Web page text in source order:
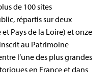
de 100 sites
répartis sur deux
Pays de la Loire) et onze
au Patrimoine
l’une des plus grandes
en France et dans